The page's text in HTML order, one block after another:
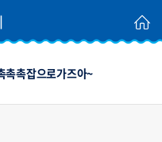
촉촉잡으로가즈아~